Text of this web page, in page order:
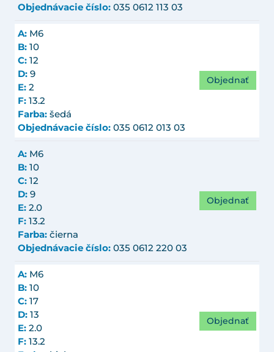
Objednávacie číslo: 035 0612 113 03
A: M6
B: 10
C: 12
D: 9
E: 2
F: 13.2
Farba: šedá
Objednávacie číslo: 035 0612 013 03
Objednať
A: M6
B: 10
C: 12
D: 9
E: 2.0
F: 13.2
Farba: čierna
Objednávacie číslo: 035 0612 220 03
Objednať
A: M6
B: 10
C: 17
D: 13
E: 2.0
F: 13.2
Objednať